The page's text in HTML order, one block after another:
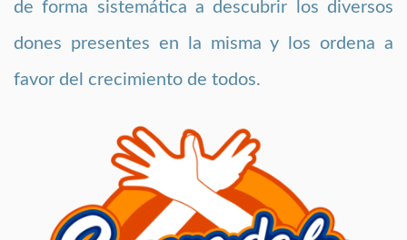
de forma sistemática a descubrir los diversos
dones presentes en la misma y los ordena a
favor del crecimiento de todos.